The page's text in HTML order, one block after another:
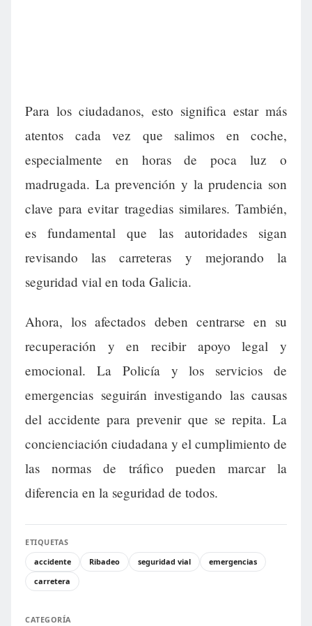
Para los ciudadanos, esto significa estar más
atentos cada vez que salimos en coche,
especialmente en horas de poca luz o
madrugada. La prevención y la prudencia son
clave para evitar tragedias similares. También,
es fundamental que las autoridades sigan
revisando las carreteras y mejorando la
seguridad vial en toda Galicia.
Ahora, los afectados deben centrarse en su
recuperación y en recibir apoyo legal y
emocional. La Policía y los servicios de
emergencias seguirán investigando las causas
del accidente para prevenir que se repita. La
concienciación ciudadana y el cumplimiento de
las normas de tráfico pueden marcar la
diferencia en la seguridad de todos.
ETIQUETAS
accidente
Ribadeo seguridad vial
emergencias
carretera
CATEGORÍA